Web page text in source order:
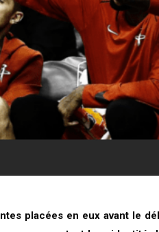
placées en eux avant le